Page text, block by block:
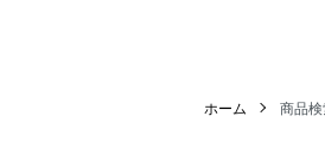
ホーム 商品